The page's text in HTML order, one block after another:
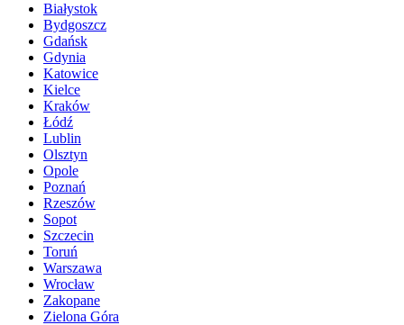
Białystok
Bydgoszcz
Gdańsk
Gdynia
Katowice
Kielce
Kraków
Łódź
Lublin
Olsztyn
Opole
Poznań
Rzeszów
Sopot
Szczecin
Toruń
Warszawa
Wrocław
Zakopane
Zielona Góra